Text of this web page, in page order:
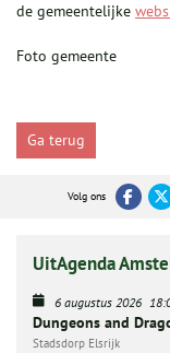
de gemeentelijke
Foto gemeente
Ga terug
Volg ons
UitAgenda
6 augustus 2026
Dungeons and
Stadsdorp Elsrijk